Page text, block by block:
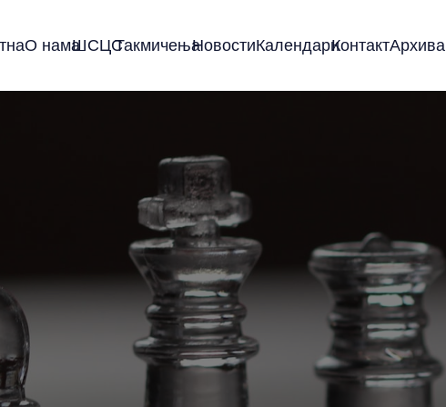
О намаШСЦСТакмичењаНовостиКалендариКонтактАрхива